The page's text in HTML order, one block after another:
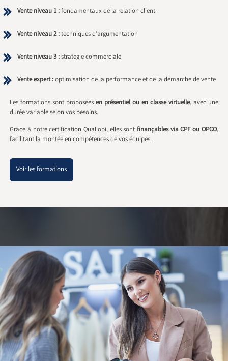
Vente niveau 1 :fondamentaux de la relation client
Vente niveau 2 :techniques d’argumentation
Vente niveau 3 :stratégie commerciale
Vente expert :optimisation de la performance et de la démarche de vente
Les formations sont proposéesen présentiel ou en classe virtuelle, avec une
durée variable selon vos besoins.
Grâce à notre certification Qualiopi, elles sontfinançables via CPF ou OPCO,
facilitant la montée en compétences de vos équipes.
Voir les formations